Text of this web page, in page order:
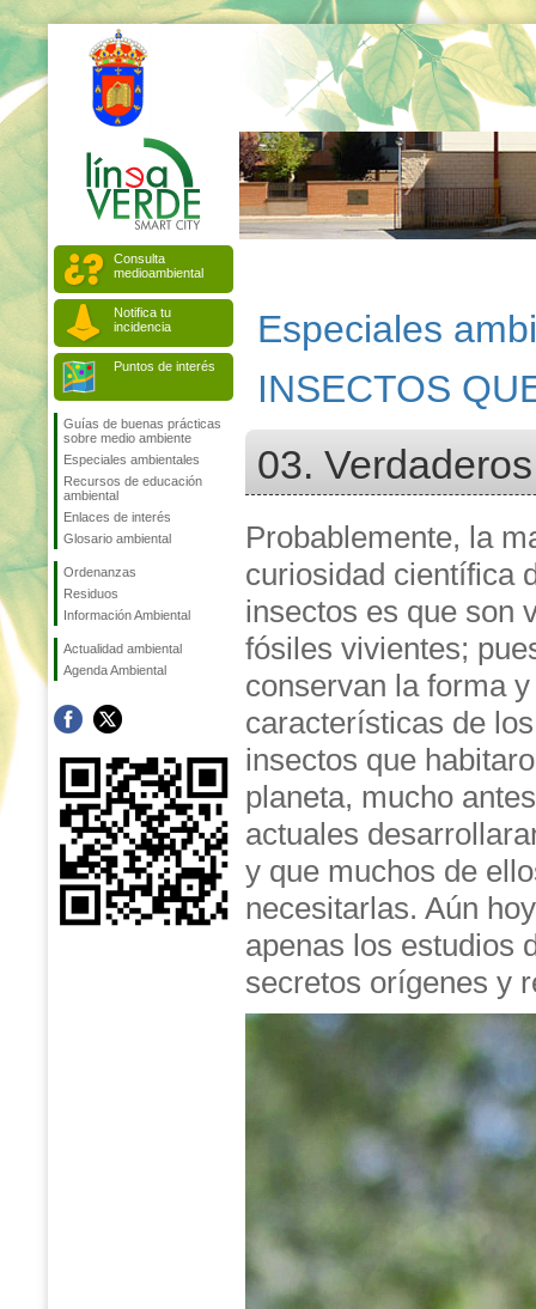
Consulta
medioambiental
Notifica tu
incidencia
Puntos de interés
Guías de buenas prácticas
sobre medio ambiente
Especiales ambientales
Recursos de educación
ambiental
Enlaces de interés
Glosario ambiental
Ordenanzas
Residuos
Información Ambiental
Actualidad ambiental
Agenda Ambiental
Especiales
INSECTOS
03.
Probablemente, la
curiosidad científica
insectos es que son
fósiles vivientes;
conservan la forma y
características de
insectos que
planeta, mucho
actuales
y que muchos de
necesitarlas. Aún
apenas los estudios
secretos orígenes y